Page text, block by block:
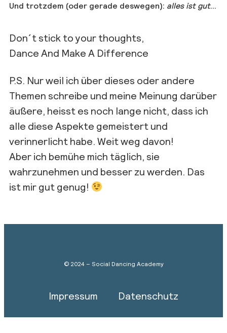
Und trotzdem (oder gerade deswegen): alles ist gut…
Don´t stick to your thoughts,
Dance And Make A Difference
P.S. Nur weil ich über dieses oder andere
Themen schreibe und meine Meinung darüber
äußere, heisst es noch lange nicht, dass ich
alle diese Aspekte gemeistert und
verinnerlicht habe. Weit weg davon!
Aber ich bemühe mich täglich, sie
wahrzunehmen und besser zu werden. Das
ist mir gut genug!
© 2024 – Social Dancing Academy
Impressum Datenschutz